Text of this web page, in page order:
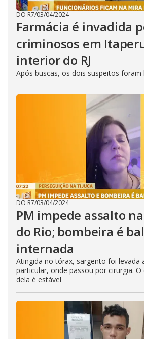
DO R7/03/04/2024
Farmácia é invadida
criminosos em
interior do RJ
Após buscas, os dois suspeitos foram
DO R7/03/04/2024
PM impede assalto
do Rio; bombeira é
internada
Atingida no tórax, sargento foi levada
particular, onde passou por cirurgia.
dela é estável